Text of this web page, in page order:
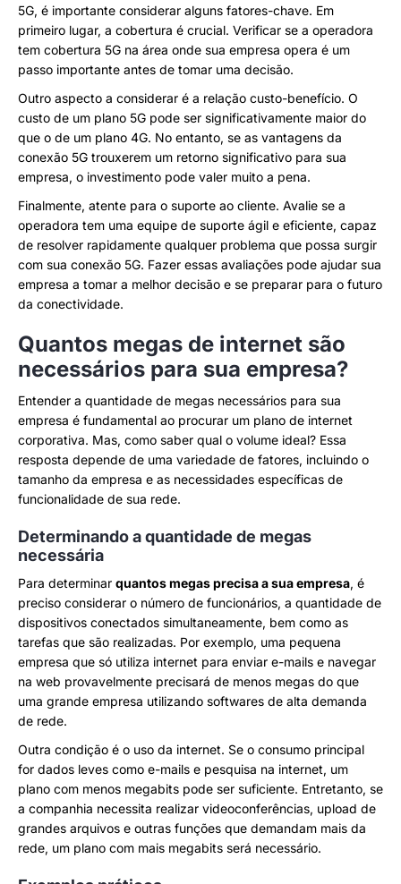
5G, é importante considerar alguns fatores-chave. Em
primeiro lugar, a cobertura é crucial. Verificar se a operadora
tem cobertura 5G na área onde sua empresa opera é um
passo importante antes de tomar uma decisão.
Outro aspecto a considerar é a relação custo-benefício. O
custo de um plano 5G pode ser significativamente maior do
que o de um plano 4G. No entanto, se as vantagens da
conexão 5G trouxerem um retorno significativo para sua
empresa, o investimento pode valer muito a pena.
Finalmente, atente para o suporte ao cliente. Avalie se a
operadora tem uma equipe de suporte ágil e eficiente, capaz
de resolver rapidamente qualquer problema que possa surgir
com sua conexão 5G. Fazer essas avaliações pode ajudar sua
empresa a tomar a melhor decisão e se preparar para o futuro
da conectividade.
Quantos megas de internet são
necessários para sua empresa?
Entender a quantidade de megas necessários para sua
empresa é fundamental ao procurar um plano de internet
corporativa. Mas, como saber qual o volume ideal? Essa
resposta depende de uma variedade de fatores, incluindo o
tamanho da empresa e as necessidades específicas de
funcionalidade de sua rede.
Determinando a quantidade de megas
necessária
Para determinar quantos megas precisa a sua empresa, é
preciso considerar o número de funcionários, a quantidade de
dispositivos conectados simultaneamente, bem como as
tarefas que são realizadas. Por exemplo, uma pequena
empresa que só utiliza internet para enviar e-mails e navegar
na web provavelmente precisará de menos megas do que
uma grande empresa utilizando softwares de alta demanda
de rede.
Outra condição é o uso da internet. Se o consumo principal
for dados leves como e-mails e pesquisa na internet, um
plano com menos megabits pode ser suficiente. Entretanto, se
a companhia necessita realizar videoconferências, upload de
grandes arquivos e outras funções que demandam mais da
rede, um plano com mais megabits será necessário.